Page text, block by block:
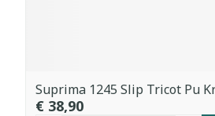
Suprima 1245 Slip Tricot Pu
€ 38,90